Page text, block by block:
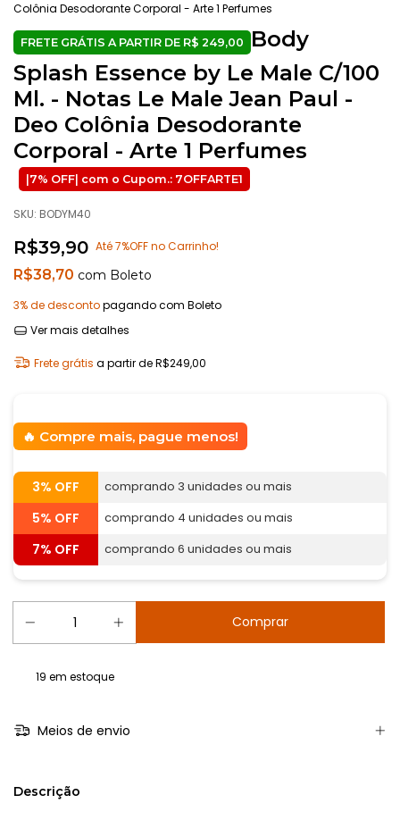
Colônia Desodorante Corporal - Arte 1 Perfumes
Body
Splash Essence by Le Male C/100
Ml. - Notas Le Male Jean Paul -
Deo Colônia Desodorante
Corporal - Arte 1 Perfumes
SKU: BODYM40
R$39,90 Até 7%OFF no Carrinho!
R$38,70 com Boleto
3% de descontopagando com Boleto
Ver mais detalhes
Frete grátis a partir deR$249,00
Compre mais, pague menos!
3% OFF comprando 3 unidades ou mais
5% OFF comprando 4 unidades ou mais
7% OFF comprando 6 unidades ou mais
19 em estoque
Meios de envio
Descrição